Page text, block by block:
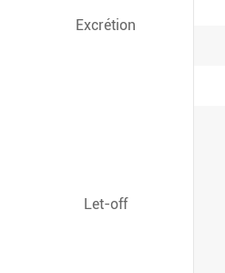
Excrétion
Let-off